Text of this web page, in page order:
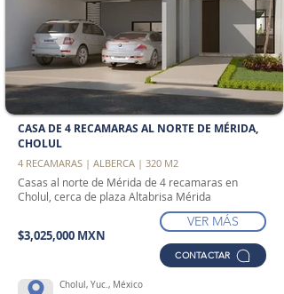
CASA DE 4 RECAMARAS AL NORTE DE MÉRIDA,
CHOLUL
4 RECAMARAS | ALBERCA | 320 M2
Casas al norte de Mérida de 4 recamaras en
Cholul, cerca de plaza Altabrisa Mérida
$3,025,000 MXN
VER MÁS
CONTACTAR
Cholul, Yuc., México